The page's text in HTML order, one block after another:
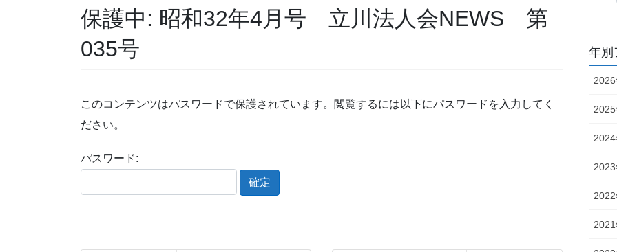
保護中: 昭和32年4月号 立川法人会NEWS 第
035号
このコンテンツはパスワードで保護されています。閲覧するには以下にパスワードを入力してく
ださい。
パスワード:
年別